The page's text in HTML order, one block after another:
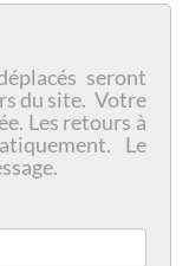
seront
du site. Votre
Les retours à
Le